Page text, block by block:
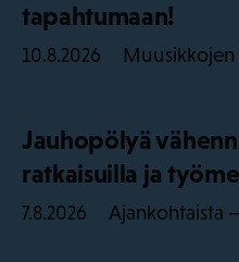
tapahtumaan!
10.8.2026
Jauhopölyä
ratkaisuilla ja
7.8.2026 Ajankohtaista